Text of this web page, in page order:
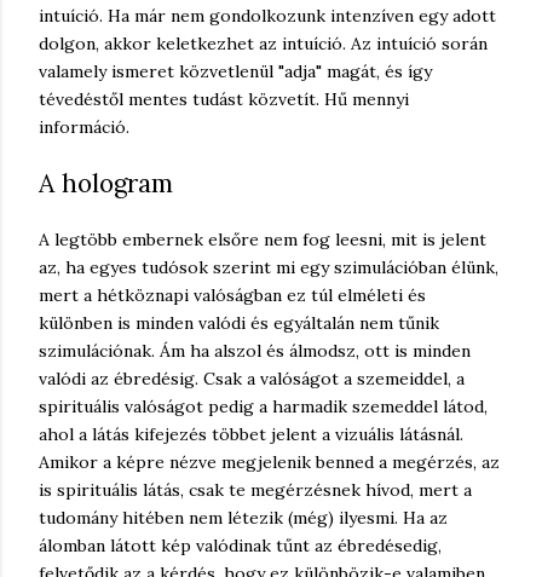
intuíció. Ha már nem gondolkozunk intenzíven egy adott
dolgon, akkor keletkezhet az intuíció. Az intuíció során
valamely ismeret közvetlenül "adja" magát, és így
tévedéstől mentes tudást közvetít. Hű mennyi
információ.
A hologram
A legtöbb embernek elsőre nem fog leesni, mit is jelent
az, ha egyes tudósok szerint mi egy szimulációban élünk,
mert a hétköznapi valóságban ez túl elméleti és
különben is minden valódi és egyáltalán nem tűnik
szimulációnak. Ám ha alszol és álmodsz, ott is minden
valódi az ébredésig. Csak a valóságot a szemeiddel, a
spirituális valóságot pedig a harmadik szemeddel látod,
ahol a látás kifejezés többet jelent a vizuális látásnál.
Amikor a képre nézve megjelenik benned a megérzés, az
is spirituális látás, csak te megérzésnek hívod, mert a
tudomány hitében nem létezik (még) ilyesmi. Ha az
álomban látott kép valódinak tűnt az ébredésedig,